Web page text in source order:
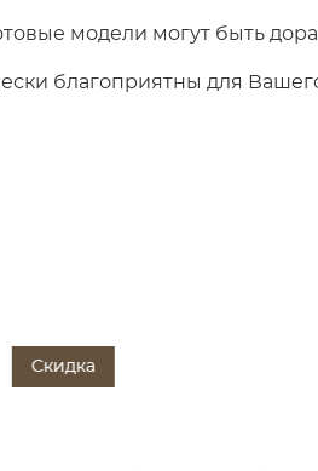
модели могут быть
благоприятны для